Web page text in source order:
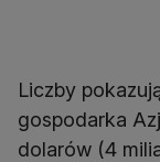
Liczby
gospodarka
dolarów (4